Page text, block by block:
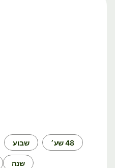
48 שע׳ שבוע
שנה 5 שנים